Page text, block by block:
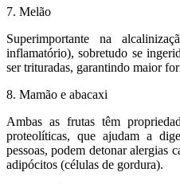
7. Melão
Superimportante na
inflamatório), sobretudo se
ser trituradas, garantindo maior
8. Mamão e abacaxi
Ambas as frutas têm
proteolíticas, que ajudam a
pessoas, podem detonar alergias
adipócitos (células de gordura).